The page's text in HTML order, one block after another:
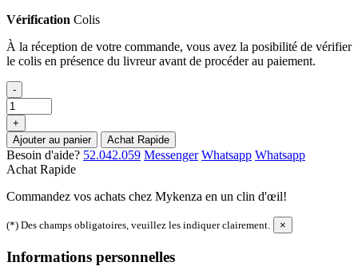
Vérification Colis
À la réception de votre commande, vous avez la posibilité de vérifier
le colis en présence du livreur avant de procéder au paiement.
-
+
Ajouter au panier
Achat Rapide
Besoin d'aide? 52.042.059 Messenger Whatsapp Whatsapp
Achat Rapide
Commandez vos achats chez Mykenza en un clin d'œil!
(*) Des champs obligatoires, veuillez les indiquer clairement. ×
Informations personnelles